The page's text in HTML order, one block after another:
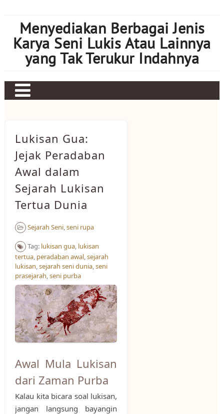
contentMenyediakan Berbagai Jenis
Karya Seni Lukis Atau Lainnya
yang Tak Terukur Indahnya
Lukisan Gua:
Jejak Peradaban
Awal dalam
Sejarah Lukisan
Tertua Dunia
Sejarah Seni,seni rupa
Tag: lukisan gua, lukisan
tertua, peradaban awal,sejarah
lukisan,sejarah seni dunia,seni
prasejarah,seni purba
Awal Mula Lukisan
dari Zaman Purba
Kalau kita bicara soal lukisan,
jangan langsung bayangin